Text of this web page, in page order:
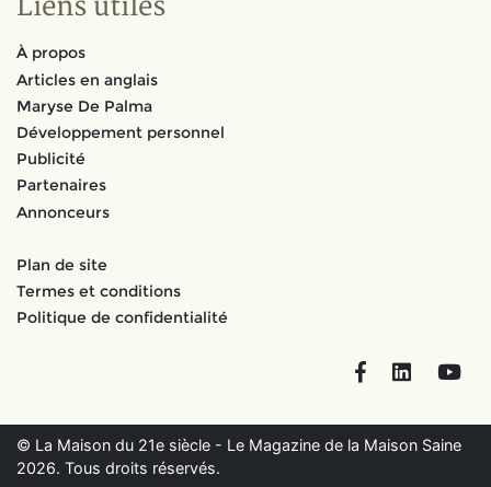
Liens utiles
À propos
Articles en anglais
Maryse De Palma
Développement personnel
Publicité
Partenaires
Annonceurs
Plan de site
Termes et conditions
Politique de confidentialité
FacebookLinkedIn
© La Maison du 21e siècle - Le Magazine de la Maison Saine
2026. Tous droits réservés.